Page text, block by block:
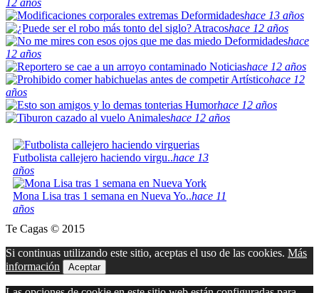
12 años
Deformidadeshace 13 años
Atracoshace 12 años
Deformidadeshace
12 años
Noticiashace 12 años
Artísticohace 12
años
Humorhace 12 años
Animaleshace 12 años
Futbolista callejero haciendo virgu..hace 13
años
Mona Lisa tras 1 semana en Nueva Yo..hace 11
años
Te Cagas © 2015
Si continuas utilizando este sitio, aceptas el uso de las cookies. Más
información
Aceptar